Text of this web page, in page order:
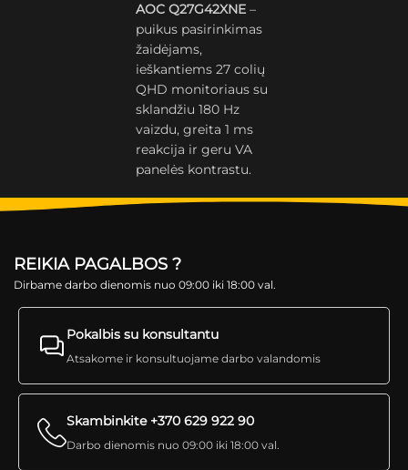
AOC Q27G42XNE –
puikus pasirinkimas
žaidėjams,
ieškantiems 27 colių
QHD monitoriaus su
sklandžiu 180 Hz
vaizdu, greita 1 ms
reakcija ir geru VA
panelės kontrastu.
REIKIA PAGALBOS ?
Dirbame darbo dienomis nuo 09:00 iki 18:00 val.
Pokalbis su konsultantu
Atsakome ir konsultuojame darbo valandomis
Skambinkite +370 629 922 90
Darbo dienomis nuo 09:00 iki 18:00 val.